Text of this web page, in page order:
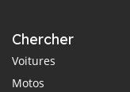
Chercher
Voitures
Motos